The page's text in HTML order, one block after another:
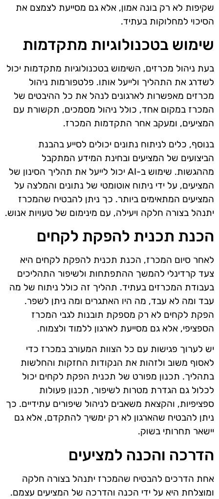
שקיפות לא רק בונה אמון, אלא גם מסייעת לצמצם את
הסיכוי למחלוקות בעתיד.
שימוש בטכנולוגיות מתקדמות
בעת ניהול מכרזים, השימוש בטכנולוגיות מתקדמות יכול
לשדרג את התהליך ולייעל אותו. פלטפורמות ניהול
מכרזים מאפשרות לארגונים לנהל את כל ההיבטים של
המכרז במקום אחד, כולל ניהול מסמכים, תקשורת עם
המציעים, ומעקב אחר התקדמות המכרז.
בנוסף, כלים לניתוח נתונים יכולים לסייע בהבנת
הביצועים של המציעים ובחינת המידע המתקבל
מההגשות. שימוש ב-AI יכול לייעל את תהליך הסינון של
המציעים, על ידי ניתוח אוטומטי של נתונים והמלצה על
המציעים המתאימים ביותר. כך ניתן להבטיח שהמכרז
יתנהל בצורה חלקה ויעילה, עם מינימום של טעויות אנוש.
הכנת תכנית להפקת לקחים
לאחר סיום המכרז, הכנת תכנית להפקת לקחים היא
צעד קרדינלי להמשך ההתפתחות ולשיפור התהליכים
בעבודת המכרזים בעתיד. תהליך זה כולל ניתוח של מה
עבד ומה לא עבד, מה היו האתגרים ומה ניתן לשפר.
הפקת לקחים לא רק מספקת תובנות לגבי המכרז
הספציפי, אלא גם מסייעת לארגון ללמוד ולצמוח.
יש לערוך פגישות עם כל הצוות המעורב במכרז כדי
לאסוף משוב ולזהות את הנקודות החזקות והחלשות
בתהליך. תכנון מפורט של תכנית הפקת לקחים יכול
לכלול גם הגדרת מטרות לשיפור, תכנון פעולות
ספציפיות, והקצאת משאבים לניהול שיפורים עתידיים. כך
ניתן להבטיח שהארגון לא רק ימשיך להתקדם, אלא גם
יישאר תחרותי בשוק.
הדרכה והכנה למציעים
אחת הדרכים להבטיח שהמכרז יתנהל בצורה חלקה
ומוצלחת היא על ידי הכנה והדרכה של המציעים עצמם.